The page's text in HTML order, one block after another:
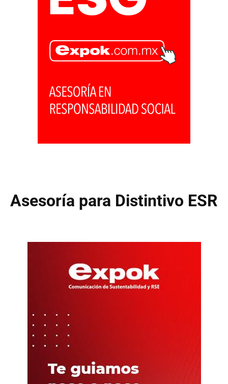
Asesoría para Distintivo ESR